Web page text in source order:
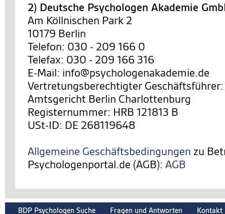
2) Deutsche Psychologen Akademie
Am Köllnischen Park 2
10179 Berlin
Telefon: 030 - 209 166 0
Telefax: 030 - 209 166 316
E-Mail: info@psychologenakademie.de
Vertretungsberechtigter Geschäftsführer:
Amtsgericht Berlin Charlottenburg
Registernummer: HRB 121813 B
USt-ID: DE 268119648
Allgemeine Geschäftsbedingungen zu
Psychologenportal.de (AGB): AGB
BDP Psychologen Suche Fragen und Antworten Kontakt